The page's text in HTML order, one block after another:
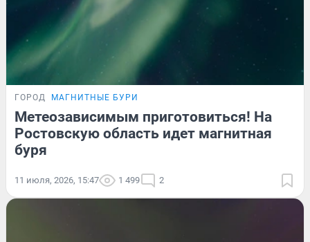
ГОРОД МАГНИТНЫЕ БУРИ
Метеозависимым приготовиться! На
Ростовскую область идет магнитная
буря
11 июля, 2026, 15:47 1 499 2